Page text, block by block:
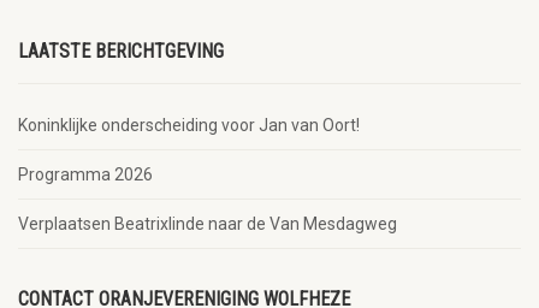
LAATSTE BERICHTGEVING
Koninklijke onderscheiding voor Jan van Oort!
Programma 2026
Verplaatsen Beatrixlinde naar de Van Mesdagweg
CONTACT ORANJEVERENIGING WOLFHEZE